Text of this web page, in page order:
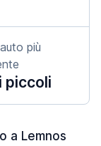
più
piccoli
a Lemnos